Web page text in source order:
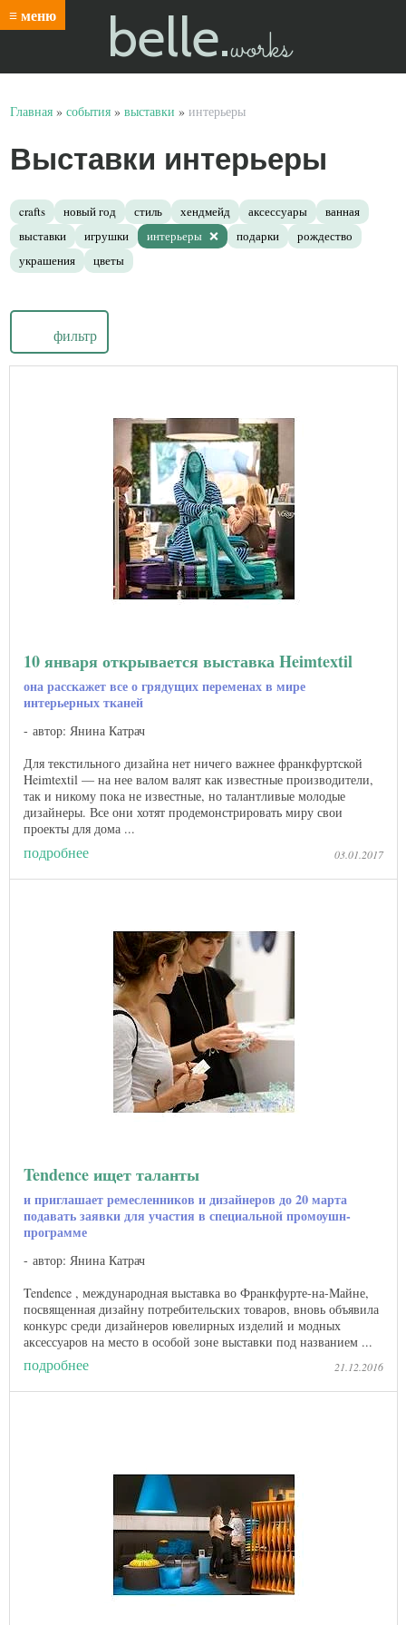
≡ меню belle.works
Главная » события » выставки » интерьеры
Выставки интерьеры
crafts новый год стиль хендмейд аксессуары
ванная
выставки
игрушки интерьеры подарки
рождество
украшения
цветы
фильтр
10 января открывается выставка Heimtextil
она расскажет все о грядущих переменах в мире
интерьерных тканей
автор: Янина Катрач
Для текстильного дизайна нет ничего важнее франкфуртской
Heimtextil — на нее валом валят как известные производители,
так и никому пока не известные, но талантливые молодые
дизайнеры. Все они хотят продемонстрировать миру свои
проекты для дома ...
подробнее 03.01.2017
Tendence ищет таланты
и приглашает ремесленников и дизайнеров до 20 марта
подавать заявки для участия в специальной промоушн-
программе
автор: Янина Катрач
Tendence , международная выставка во Франкфурте-на-Майне,
посвященная дизайну потребительских товаров, вновь объявила
конкурс среди дизайнеров ювелирных изделий и модных
аксессуаров на место в особой зоне выставки под названием ...
подробнее 21.12.2016